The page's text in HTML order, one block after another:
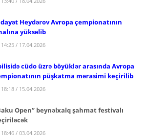
Heydərov Avropa çempionatının
yüksəlib
14:25 / 17.04.2026
cüdo üzrə böyüklər arasında Avropa
püşkatma mərasimi keçirilib
18:18 / 15.04.2026
Open” beynəlxalq şahmat festivalı
18:46 / 03.04.2026